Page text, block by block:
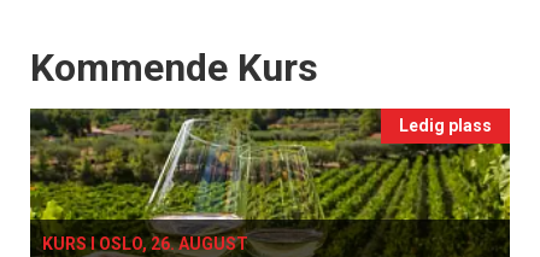
Events
Kommende Kurs
Ledig plass
KURS I OSLO, 26. AUGUST